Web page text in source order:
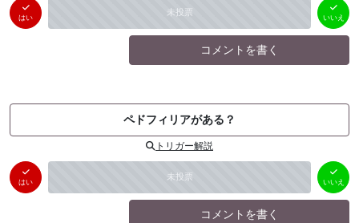
はい 未投票
いいえ
（ 0件）
いいえ
コメントを書く
ペドフィリアがある？
トリガー解説
はい 未投票
いいえ
（ 0件）
いいえ
コメントを書く